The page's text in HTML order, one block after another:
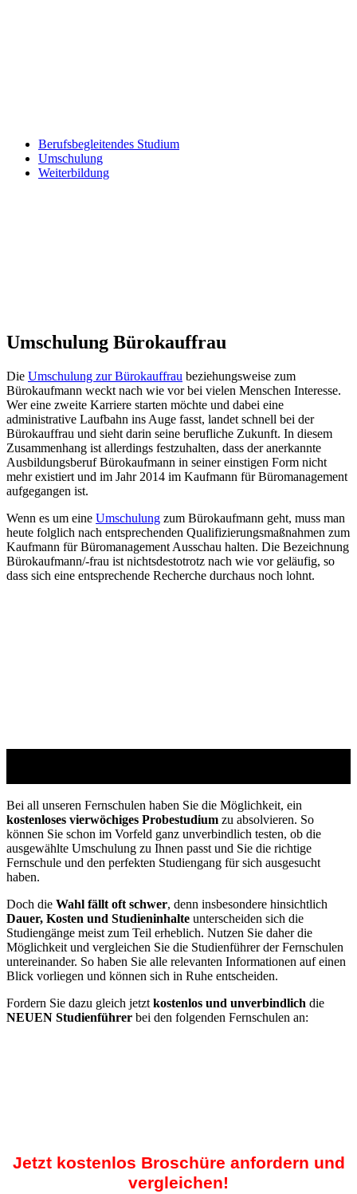
Berufsbegleitendes Studium
Umschulung
Weiterbildung
Umschulung Bürokauffrau
Die Umschulung zur Bürokauffrau beziehungsweise zum
Bürokaufmann weckt nach wie vor bei vielen Menschen Interesse.
Wer eine zweite Karriere starten möchte und dabei eine
administrative Laufbahn ins Auge fasst, landet schnell bei der
Bürokauffrau und sieht darin seine berufliche Zukunft. In diesem
Zusammenhang ist allerdings festzuhalten, dass der anerkannte
Ausbildungsberuf Bürokaufmann in seiner einstigen Form nicht
mehr existiert und im Jahr 2014 im Kaufmann für Büromanagement
aufgegangen ist.
Wenn es um eine Umschulung zum Bürokaufmann geht, muss man
heute folglich nach entsprechenden Qualifizierungsmaßnahmen zum
Kaufmann für Büromanagement Ausschau halten. Die Bezeichnung
Bürokaufmann/-frau ist nichtsdestotrotz nach wie vor geläufig, so
dass sich eine entsprechende Recherche durchaus noch lohnt.
Bei all unseren Fernschulen haben Sie die Möglichkeit, ein
kostenloses vierwöchiges Probestudium zu absolvieren. So
können Sie schon im Vorfeld ganz unverbindlich testen, ob die
ausgewählte Umschulung zu Ihnen passt und Sie die richtige
Fernschule und den perfekten Studiengang für sich ausgesucht
haben.
Doch die Wahl fällt oft schwer, denn insbesondere hinsichtlich
Dauer, Kosten und Studieninhalte unterscheiden sich die
Studiengänge meist zum Teil erheblich. Nutzen Sie daher die
Möglichkeit und vergleichen Sie die Studienführer der Fernschulen
untereinander. So haben Sie alle relevanten Informationen auf einen
Blick vorliegen und können sich in Ruhe entscheiden.
Fordern Sie dazu gleich jetzt kostenlos und unverbindlich die
NEUEN Studienführer bei den folgenden Fernschulen an:
Jetzt kostenlos Broschüre anfordern und
vergleichen!